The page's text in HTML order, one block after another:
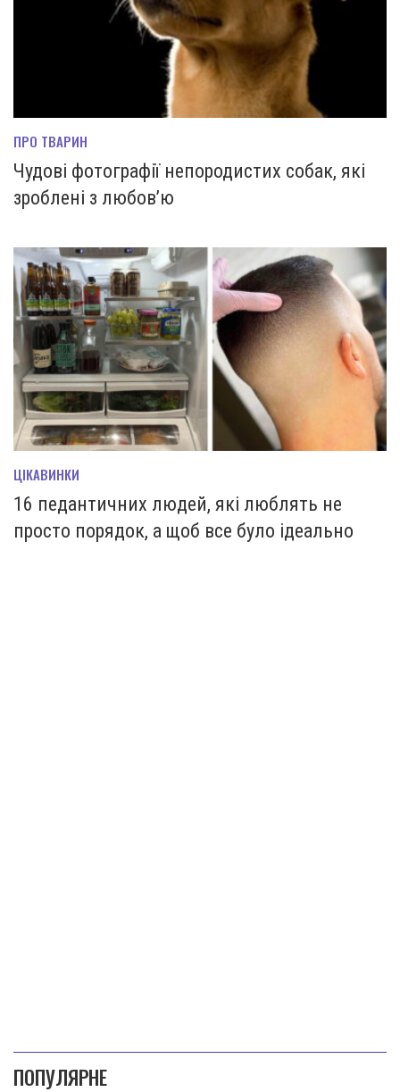
ПРО ТВАРИН
Чудові фотографії непородистих собак, які
зроблені з любов’ю
ЦІКАВИНКИ
16 педантичних людей, які люблять не
просто порядок, а щоб все було ідеально
ПОПУЛЯРНЕ